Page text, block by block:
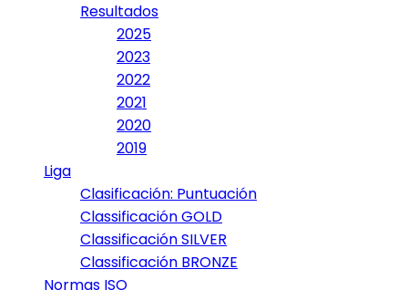
Resultados
2025
2023
2022
2021
2020
2019
Liga
Clasificación: Puntuación
Classificación GOLD
Classificación SILVER
Classificación BRONZE
Normas ISO